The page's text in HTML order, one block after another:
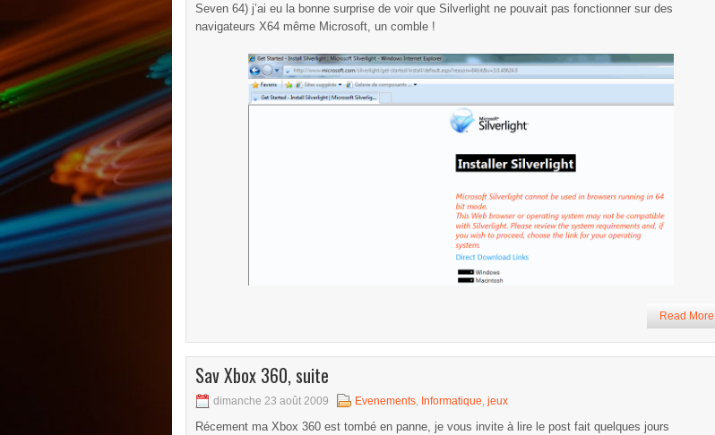
Seven 64) j’ai eu la bonne surprise de voir que Silverlight ne pouvait pas fonctionner sur des
navigateurs X64 même Microsoft, un comble !
Read More
Sav Xbox 360, suite
dimanche 23 août 2009 Evenements, Informatique, jeux
Récement ma Xbox 360 est tombé en panne, je vous invite à lire le post fait quelques jours